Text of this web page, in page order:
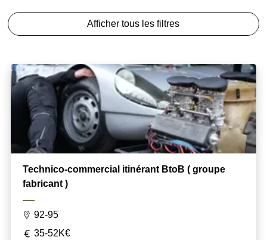
Afficher tous les filtres
Technico-commercial itinérant BtoB ( groupe
fabricant )
92-95
35-52K€